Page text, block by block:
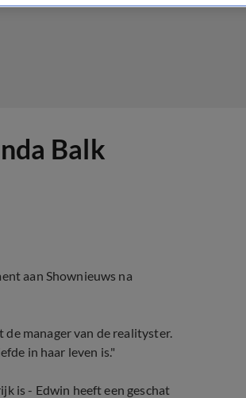
Balk
aan Shownieuws na
manager van de realityster.
in haar leven is."
is - Edwin heeft een geschat